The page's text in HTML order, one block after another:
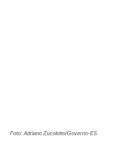
Foto: Adriano Zucolotto/Governo-ES